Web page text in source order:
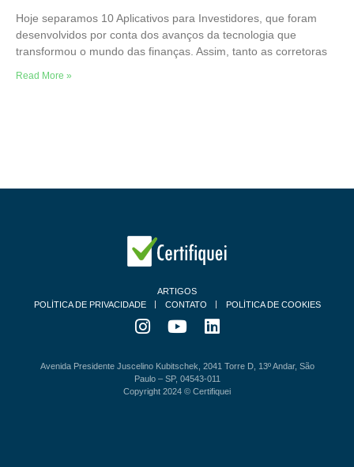
Hoje separamos 10 Aplicativos para Investidores, que foram
desenvolvidos por conta dos avanços da tecnologia que
transformou o mundo das finanças. Assim, tanto as corretoras
Read More »
ARTIGOS
POLÍTICA DE PRIVACIDADE
CONTATO POLÍTICA DE COOKIES
Avenida Presidente Juscelino Kubitschek, 2041 Torre D, 13º Andar, São
Paulo – SP, 04543-011
Copyright 2024 © Certifiquei